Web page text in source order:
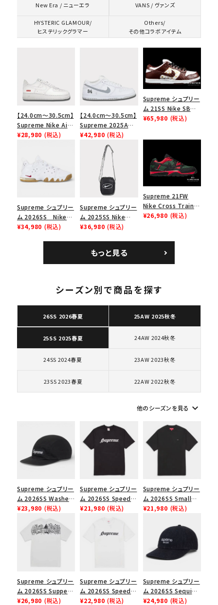
キーワードから探す
search
2026SS
Tシャツ・ロングスリーブ
キャップ・ハット
カテゴリーから探す
コラボレーションブランドから探す
並び順
価格から探す
円 ～
円
在庫のない商品を表示する
New Era / ニューエラ VANS / ヴァンズ
HYSTERIC GLAMOUR/
ヒステリックグラマー
Others/
その他コラボアイテム
【24.0cm～30.5cm】
Supreme Nike Air
Force 1 Low シュプ
ューズ ホワイト
¥28,980 (税込)
【24.0cm～30.5cm】
Supreme 2025AW
Nike SB Dunk Low
ナイキ SB ダンク ロ
ー スニーカー ホワイ
¥42,980 (税込)
Supreme シュプリー
ム 21SS Nike SB
Dunk Low ナイキSB
¥65,980 (税込)
Supreme シュプリー
ム 2026SS Nike
SB Air Max 2 CB 94
¥34,980 (税込)
Supreme シュプリー
ム 2025SS Nike
Leather Shoulder
ク 黒
¥36,980 (税込)
Supreme 21FW
Nike Cross Trainer
Low ナイキクロスト
¥26,980 (税込)
もっと見る
シーズン別で商品を探す
26SS 2026春夏 25AW 2025秋冬
25SS 2025春夏 24AW 2024秋冬
24SS 2024春夏 23AW 2023秋冬
23SS 2023春夏 22AW 2022秋冬
他のシーズンを見る keyboard_arrow_down
Supreme シュプリー
ム 2026SS Washed
Chino Twill Camp
Cap ウォッシュド チ
ノツイル キャンプキャ
ップ ブラック
¥23,980 (税込)
Supreme シュプリー
ム 2026SS Speed
Tee スピードTシャツ
¥21,980 (税込)
Supreme シュプリー
ム 2026SS Small
Box Tee スモールボ
¥21,980 (税込)
Supreme シュプリー
ム 2026SS Supper
Tee サパーTシャツ
¥26,980 (税込)
Supreme シュプリー
ム 2026SS Speed
Tee スピードTシャツ
¥22,980 (税込)
Supreme シュプリー
ム 2026SS Sequin
Denim Classic
¥24,980 (税込)